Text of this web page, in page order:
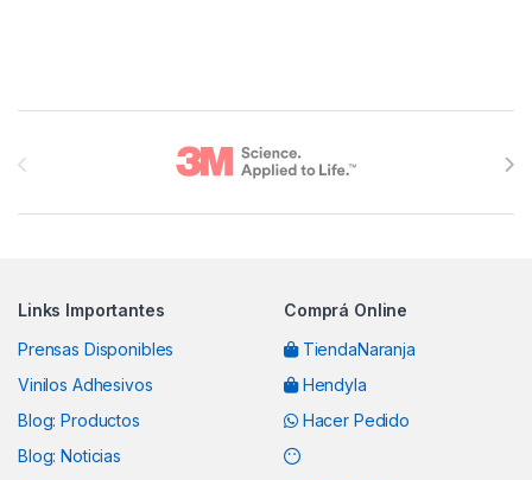
Links Importantes
Prensas Disponibles
Vinilos Adhesivos
Blog: Productos
Blog: Noticias
Comprá Online
TiendaNaranja
Hendyla
Hacer Pedido